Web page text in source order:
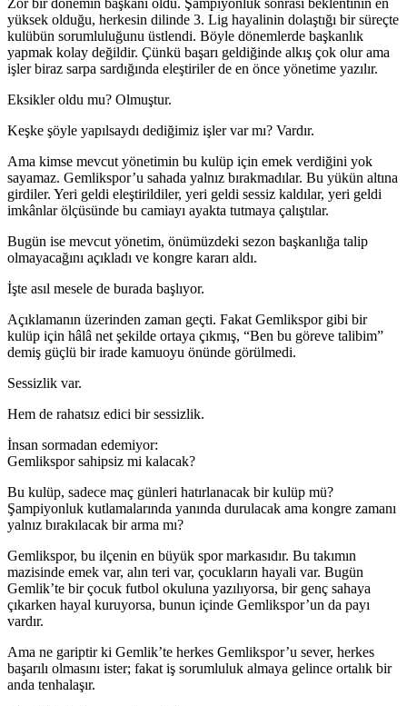
Zor bir dönemin başkanı oldu. Şampiyonluk sonrası beklentinin en
yüksek olduğu, herkesin dilinde 3. Lig hayalinin dolaştığı bir süreçte
kulübün sorumluluğunu üstlendi. Böyle dönemlerde başkanlık
yapmak kolay değildir. Çünkü başarı geldiğinde alkış çok olur ama
işler biraz sarpa sardığında eleştiriler de en önce yönetime yazılır.
Eksikler oldu mu? Olmuştur.
Keşke şöyle yapılsaydı dediğimiz işler var mı? Vardır.
Ama kimse mevcut yönetimin bu kulüp için emek verdiğini yok
sayamaz. Gemlikspor’u sahada yalnız bırakmadılar. Bu yükün altına
girdiler. Yeri geldi eleştirildiler, yeri geldi sessiz kaldılar, yeri geldi
imkânlar ölçüsünde bu camiayı ayakta tutmaya çalıştılar.
Bugün ise mevcut yönetim, önümüzdeki sezon başkanlığa talip
olmayacağını açıkladı ve kongre kararı aldı.
İşte asıl mesele de burada başlıyor.
Açıklamanın üzerinden zaman geçti. Fakat Gemlikspor gibi bir
kulüp için hâlâ net şekilde ortaya çıkmış, “Ben bu göreve talibim”
demiş güçlü bir irade kamuoyu önünde görülmedi.
Sessizlik var.
Hem de rahatsız edici bir sessizlik.
İnsan sormadan edemiyor:
Gemlikspor sahipsiz mi kalacak?
Bu kulüp, sadece maç günleri hatırlanacak bir kulüp mü?
Şampiyonluk kutlamalarında yanında durulacak ama kongre zamanı
yalnız bırakılacak bir arma mı?
Gemlikspor, bu ilçenin en büyük spor markasıdır. Bu takımın
mazisinde emek var, alın teri var, çocukların hayali var. Bugün
Gemlik’te bir çocuk futbol okuluna yazılıyorsa, bir genç sahaya
çıkarken hayal kuruyorsa, bunun içinde Gemlikspor’un da payı
vardır.
Ama ne gariptir ki Gemlik’te herkes Gemlikspor’u sever, herkes
başarılı olmasını ister; fakat iş sorumluluk almaya gelince ortalık bir
anda tenhalaşır.